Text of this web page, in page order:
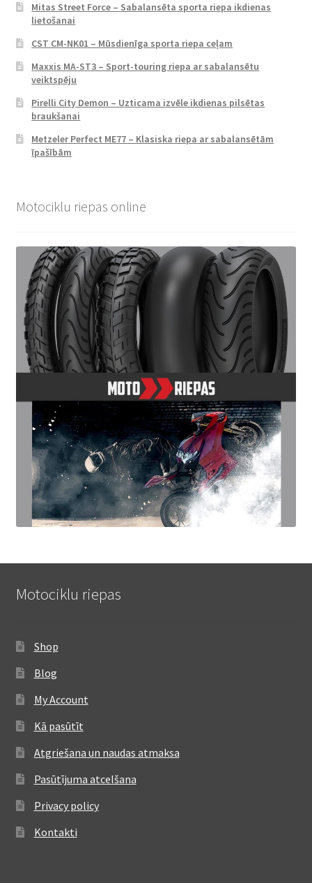
Mitas Street Force – Sabalansēta sporta riepa ikdienas
lietošanai
CST CM-NK01 – Mūsdienīga sporta riepa ceļam
Maxxis MA-ST3 – Sport-touring riepa ar sabalansētu
veiktspēju
Pirelli City Demon – Uzticama izvēle ikdienas pilsētas
braukšanai
Metzeler Perfect ME77 – Klasiska riepa ar sabalansētām
īpašībām
Motociklu riepas online
Motociklu riepas
Shop
Blog
My Account
Kā pasūtīt
Atgriešana un naudas atmaksa
Pasūtījuma atcelšana
Privacy policy
Kontakti